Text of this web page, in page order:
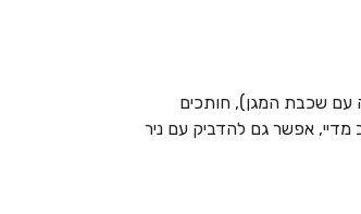
עם שכבת המגן), חותכים
אפשר גם להדביק עם ניר